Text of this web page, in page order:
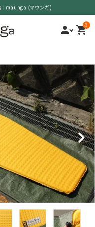
: maunga (マウンガ)
person 0
shopping_cart